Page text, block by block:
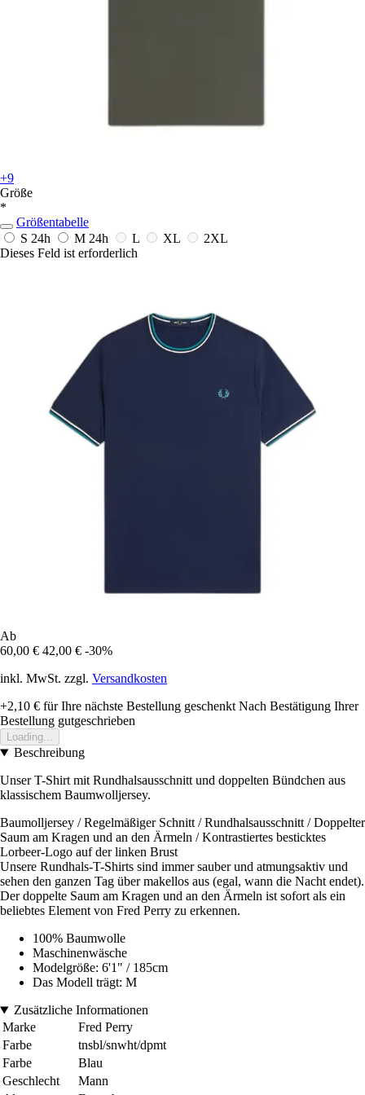
+9
Größe
*
Größentabelle
S 24h M 24h L XL
2XL
Dieses Feld ist erforderlich
Ab
60,00 € 42,00 € -30%
inkl. MwSt. zzgl. Versandkosten
+2,10 € für Ihre nächste Bestellung geschenkt Nach Bestätigung Ihrer
Bestellung gutgeschrieben
Loading...
Beschreibung
Unser T-Shirt mit Rundhalsausschnitt und doppelten Bündchen aus
klassischem Baumwolljersey.
Baumolljersey / Regelmäßiger Schnitt / Rundhalsausschnitt / Doppelter
Saum am Kragen und an den Ärmeln / Kontrastiertes besticktes
Lorbeer-Logo auf der linken Brust
Unsere Rundhals-T-Shirts sind immer sauber und atmungsaktiv und
sehen den ganzen Tag über makellos aus (egal, wann die Nacht endet).
Der doppelte Saum am Kragen und an den Ärmeln ist sofort als ein
beliebtes Element von Fred Perry zu erkennen.
100% Baumwolle
Maschinenwäsche
Modelgröße: 6'1" / 185cm
Das Modell trägt: M
Zusätzliche Informationen
Marke
Fred Perry
Farbe
tnsbl/snwht/dpmt
Farbe
Blau
Geschlecht
Mann